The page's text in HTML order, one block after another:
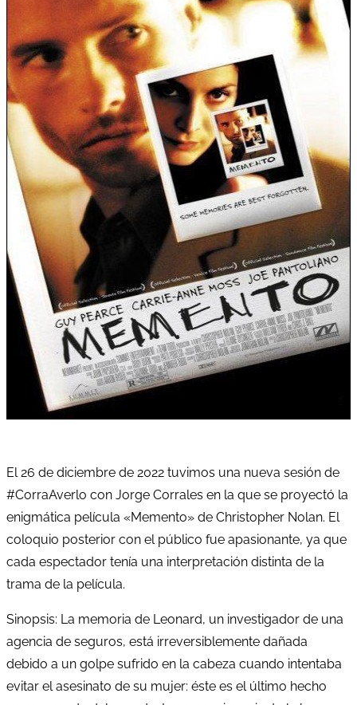
El 26 de diciembre de 2022 tuvimos una nueva sesión de
#CorraAverlo con Jorge Corrales en la que se proyectó la
enigmática película «Memento» de Christopher Nolan. El
coloquio posterior con el público fue apasionante, ya que
cada espectador tenía una interpretación distinta de la
trama de la película.
Sinopsis: La memoria de Leonard, un investigador de una
agencia de seguros, está irreversiblemente dañada
debido a un golpe sufrido en la cabeza cuando intentaba
evitar el asesinato de su mujer: éste es el último hecho